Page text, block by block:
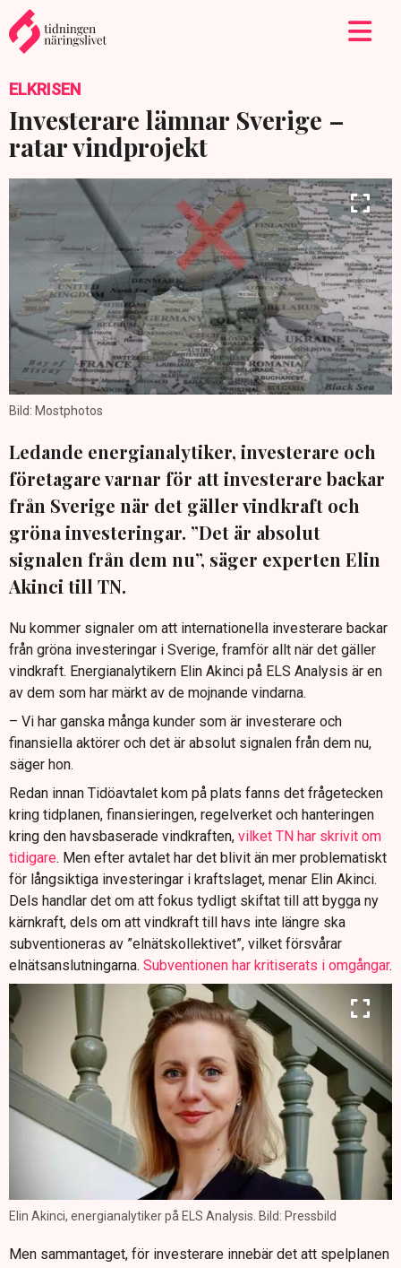
ELKRISEN
Investerare lämnar Sverige –
ratar vindprojekt
Bild: Mostphotos
Ledande energianalytiker, investerare och
företagare varnar för att investerare backar
från Sverige när det gäller vindkraft och
gröna investeringar. ”Det är absolut
signalen från dem nu”, säger experten Elin
Akinci till TN.
Nu kommer signaler om att internationella investerare backar
från gröna investeringar i Sverige, framför allt när det gäller
vindkraft. Energianalytikern Elin Akinci på ELS Analysis är en
av dem som har märkt av de mojnande vindarna.
– Vi har ganska många kunder som är investerare och
finansiella aktörer och det är absolut signalen från dem nu,
säger hon.
Redan innan Tidöavtalet kom på plats fanns det frågetecken
kring tidplanen, finansieringen, regelverket och hanteringen
kring den havsbaserade vindkraften, vilket TN har skrivit om
tidigare. Men efter avtalet har det blivit än mer problematiskt
för långsiktiga investeringar i kraftslaget, menar Elin Akinci.
Dels handlar det om att fokus tydligt skiftat till att bygga ny
kärnkraft, dels om att vindkraft till havs inte längre ska
subventioneras av ”elnätskollektivet”, vilket försvårar
elnätsanslutningarna. Subventionen har kritiserats i omgångar.
Elin Akinci, energianalytiker på ELS Analysis. Bild: Pressbild
Men sammantaget, för investerare innebär det att spelplanen